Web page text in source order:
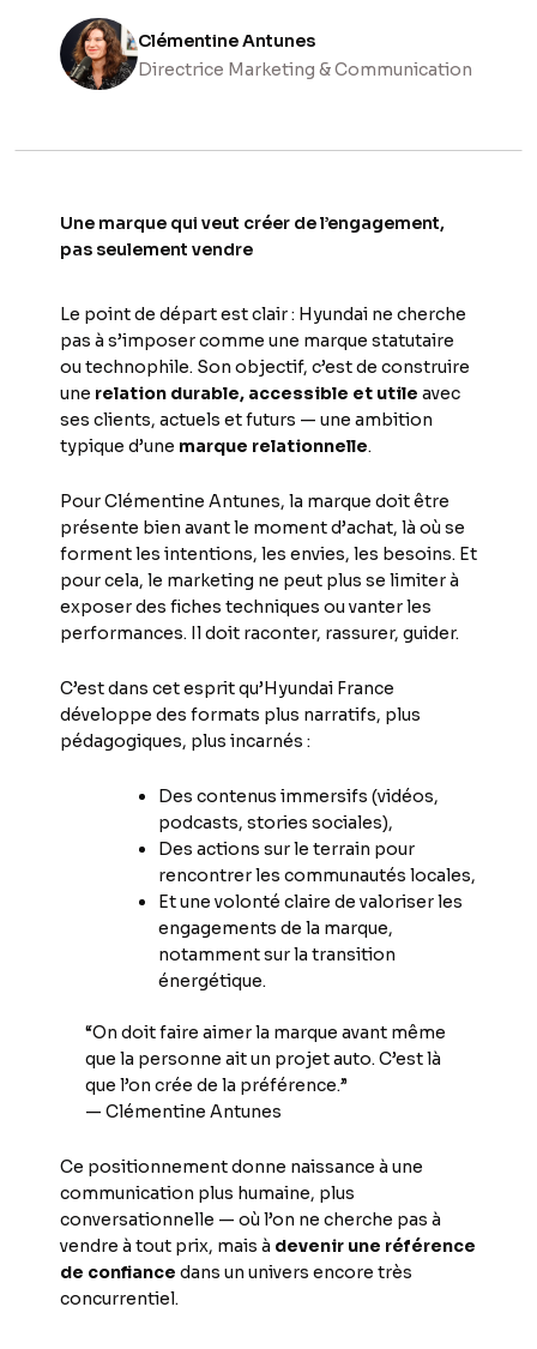
Clémentine Antunes
Directrice Marketing & Communication
Une marque qui veut créer de l’engagement,
pas seulement vendre
Le point de départ est clair : Hyundai ne cherche
pas à s’imposer comme une marque statutaire
ou technophile. Son objectif, c’est de construire
une relation durable, accessible et utile avec
ses clients, actuels et futurs — une ambition
typique d’une marque relationnelle.
Pour Clémentine Antunes, la marque doit être
présente bien avant le moment d’achat, là où se
forment les intentions, les envies, les besoins. Et
pour cela, le marketing ne peut plus se limiter à
exposer des fiches techniques ou vanter les
performances. Il doit raconter, rassurer, guider.
C’est dans cet esprit qu’Hyundai France
développe des formats plus narratifs, plus
pédagogiques, plus incarnés :
Des contenus immersifs (vidéos,
podcasts, stories sociales),
Des actions sur le terrain pour
rencontrer les communautés locales,
Et une volonté claire de valoriser les
engagements de la marque,
notamment sur la transition
énergétique.
“On doit faire aimer la marque avant même
que la personne ait un projet auto. C’est là
que l’on crée de la préférence.”
— Clémentine Antunes
Ce positionnement donne naissance à une
communication plus humaine, plus
conversationnelle — où l’on ne cherche pas à
vendre à tout prix, mais à devenir une référence
de confiance dans un univers encore très
concurrentiel.